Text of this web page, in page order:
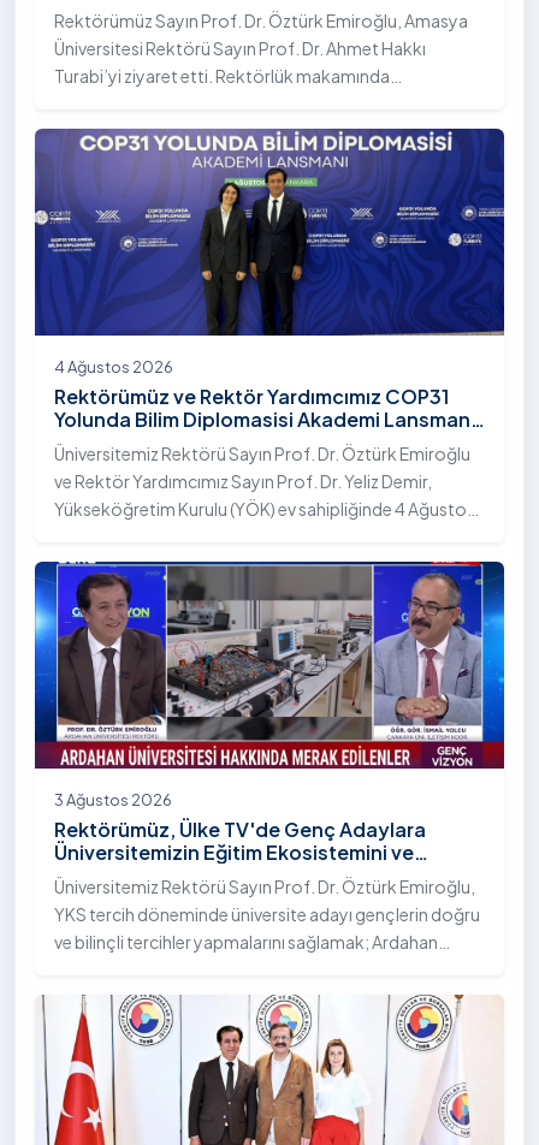
Rektörümüz Sayın Prof. Dr. Öztürk Emiroğlu, Amasya
Üniversitesi Rektörü Sayın Prof. Dr. Ahmet Hakkı
Turabi’yi ziyaret etti. Rektörlük makamında
Yardımcısı Prof. Dr. Murat Kurt eşlik etti.
4 Ağustos 2026
Rektörümüz ve Rektör Yardımcımız COP31
Yolunda Bilim Diplomasisi Akademi Lansmanı
Toplantısına Katıldı
Üniversitemiz Rektörü Sayın Prof. Dr. Öztürk Emiroğlu
ve Rektör Yardımcımız Sayın Prof. Dr. Yeliz Demir,
Yükseköğretim Kurulu (YÖK) ev sahipliğinde 4 Ağustos
Bilim Diplomasisi: Akademi Lansmanı” programına
katıldı.
3 Ağustos 2026
Rektörümüz, Ülke TV'de Genç Adaylara
Üniversitemizin Eğitim Ekosistemini ve
Sunduğu Nitelikli İmkânları Anlattı
Üniversitemiz Rektörü Sayın Prof. Dr. Öztürk Emiroğlu,
YKS tercih döneminde üniversite adayı gençlerin doğru
ve bilinçli tercihler yapmalarını sağlamak; Ardahan
çeşitliliğini ve nitelikli imkânlarını aktarmak üzere Ülke TV
ekranlarında yayımlanan "Genç Vizyon" programına
canlı yayın konuğu olarak katıldı.